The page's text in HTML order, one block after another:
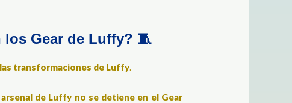
Gear de Luffy? 🧵
transformaciones de Luffy.
de Luffy no se detiene en el Gear